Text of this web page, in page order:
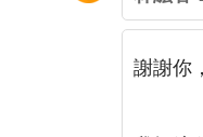
謝謝你